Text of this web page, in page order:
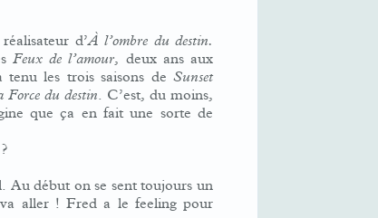
d’À l’ombre du destin.
Feux de l’amour, deux ans aux
les trois saisons deSunset
Force du destin. C’est, du moins,
que ça en fait une sorte de
Au début on se sent toujours un
aller ! Fred a le feeling pour